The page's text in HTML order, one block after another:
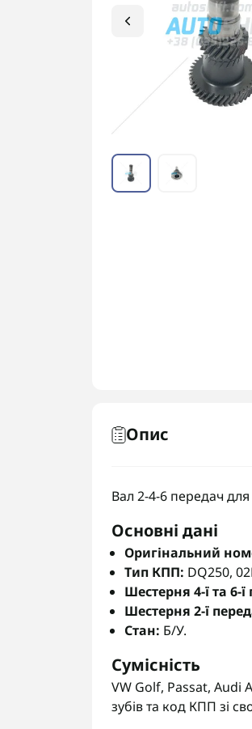
Опис
Вал 2-4-6 передач для
Основні дані
Оригінальний
Тип КПП: DQ250,
Шестерня 4-ї та 6-
Шестерня 2-ї
Стан: Б/У.
Сумісність
VW Golf, Passat, Audi
зубів та код КПП зі